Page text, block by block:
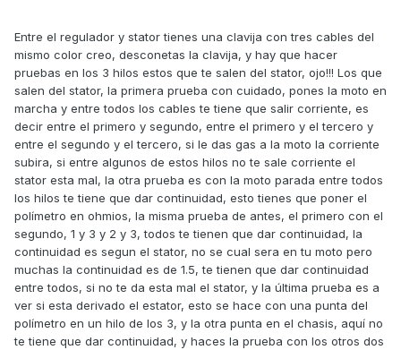
Entre el regulador y stator tienes una clavija con tres cables del
mismo color creo, desconetas la clavija, y hay que hacer
pruebas en los 3 hilos estos que te salen del stator, ojo!!! Los que
salen del stator, la primera prueba con cuidado, pones la moto en
marcha y entre todos los cables te tiene que salir corriente, es
decir entre el primero y segundo, entre el primero y el tercero y
entre el segundo y el tercero, si le das gas a la moto la corriente
subira, si entre algunos de estos hilos no te sale corriente el
stator esta mal, la otra prueba es con la moto parada entre todos
los hilos te tiene que dar continuidad, esto tienes que poner el
polímetro en ohmios, la misma prueba de antes, el primero con el
segundo, 1 y 3 y 2 y 3, todos te tienen que dar continuidad, la
continuidad es segun el stator, no se cual sera en tu moto pero
muchas la continuidad es de 1.5, te tienen que dar continuidad
entre todos, si no te da esta mal el stator, y la última prueba es a
ver si esta derivado el estator, esto se hace con una punta del
polímetro en un hilo de los 3, y la otra punta en el chasis, aquí no
te tiene que dar continuidad, y haces la prueba con los otros dos